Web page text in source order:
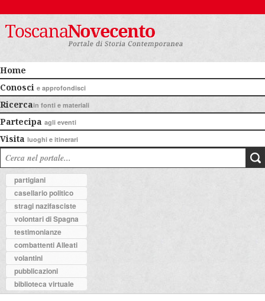
Home
Conosci e approfondisci
Ricercain fonti e materiali
Partecipa agli eventi
Visita luoghi e itinerari
partigiani
casellario politico
stragi nazifasciste
volontari di Spagna
testimonianze
combattenti Alleati
volantini
pubblicazioni
biblioteca virtuale